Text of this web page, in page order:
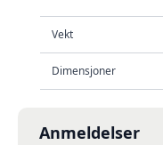
Vekt
Dimensjoner
Anmeldelser